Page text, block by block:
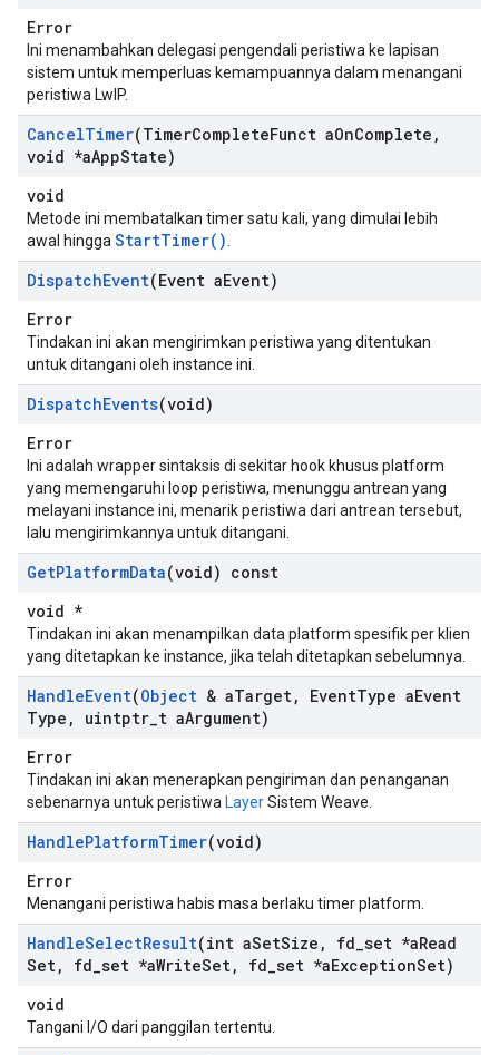
Error
Ini menambahkan delegasi pengendali peristiwa ke lapisan
sistem untuk memperluas kemampuannya dalam menangani
peristiwa LwIP.
CancelTimer(TimerCompleteFunct aOnComplete ,
void *aAppState)
void
Metode ini membatalkan timer satu kali, yang dimulai lebih
awal hingga StartTimer()
DispatchEvent(Event aEvent)
Error
Tindakan ini akan mengirimkan peristiwa yang ditentukan
untuk ditangani oleh instance ini.
DispatchEvents(void)
Error
Ini adalah wrapper sintaksis di sekitar hook khusus platform
yang memengaruhi loop peristiwa, menunggu antrean yang
melayani instance ini, menarik peristiwa dari antrean tersebut,
lalu mengirimkannya untuk ditangani.
GetPlatformData(void) const
void *
Tindakan ini akan menampilkan data platform spesifik per klien
yang ditetapkan ke instance, jika telah ditetapkan sebelumnya.
HandleEvent(Object & aTarget, EventType aEvent
Type , uintptr t aArgument)
Error
Tindakan ini akan menerapkan pengiriman dan penanganan
sebenarnya untuk peristiwa LayerSistem Weave.
HandlePlatformTimer(void)
Error
Menangani peristiwa habis masa berlaku timer platform.
HandleSelectResult(int aSetSize , fd set *aRead
Set, fd set *aWriteSet, fd set *aExceptionSet)
void
Tangani I/O dari panggilan tertentu.